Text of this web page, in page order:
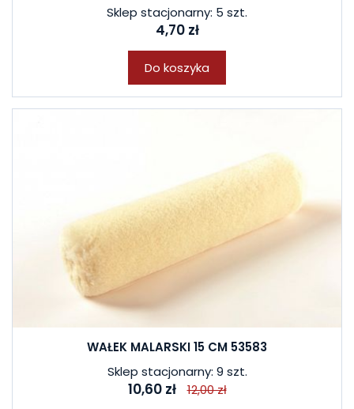
Sklep stacjonarny: 5 szt.
4,70 zł
Do koszyka
WAŁEK MALARSKI 15 CM 53583
Sklep stacjonarny: 9 szt.
10,60 zł 12,00 zł